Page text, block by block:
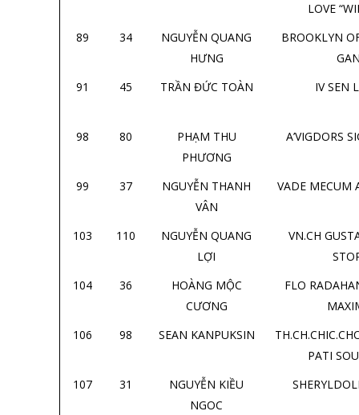
LOVE
89
34
NGUYỄN QUANG
HƯNG
BROOKLYN
91
45 TRẦN ĐỨC TOÀN IV SEN
98 80
PHẠM THU
PHƯƠNG
A’VIGDORS
99 37
NGUYỄN THANH
VÂN
VADE MECUM
103 110
NGUYỄN QUANG
LỢI
VN.CH
104
36
HOÀNG MỘC
CƯƠNG
FLO
106
98 SEAN KANPUKSIN
PATI
107
31
NGUYỄN KIỀU
NGOC